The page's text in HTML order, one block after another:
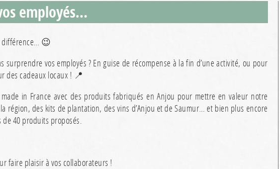
employés…
différence… 😉
surprendre vos employés ? En guise de récompense à la fin d’une activité, ou pour
des cadeaux locaux ! 📍
in France avec des produits fabriqués en Anjou pour mettre en valeur notre
région, des kits de plantation, des vins d’Anjou et de Saumur… et bien plus encore
de 40 produits proposés.
faire plaisir à vos collaborateurs !